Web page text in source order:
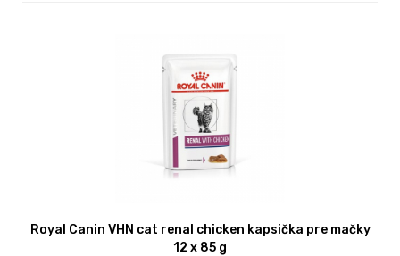
Royal Canin VHN cat renal chicken kapsička pre mačky
12 x 85 g